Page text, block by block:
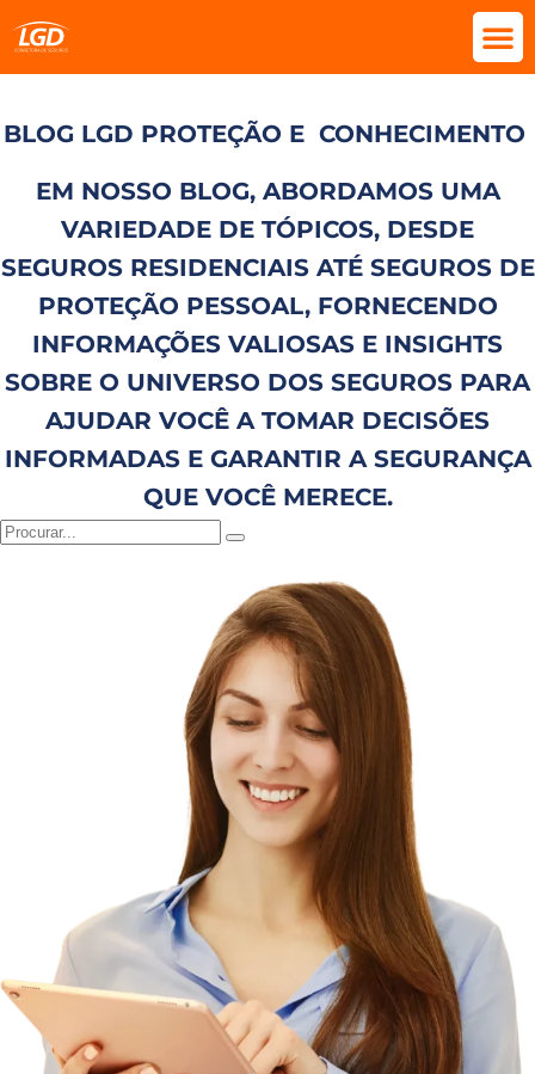
BLOG LGD PROTEÇÃO E CONHECIMENTO
EM NOSSO BLOG, ABORDAMOS UMA
VARIEDADE DE TÓPICOS, DESDE
SEGUROS RESIDENCIAIS ATÉ SEGUROS DE
PROTEÇÃO PESSOAL, FORNECENDO
INFORMAÇÕES VALIOSAS E INSIGHTS
SOBRE O UNIVERSO DOS SEGUROS PARA
AJUDAR VOCÊ A TOMAR DECISÕES
INFORMADAS E GARANTIR A SEGURANÇA
QUE VOCÊ MERECE.